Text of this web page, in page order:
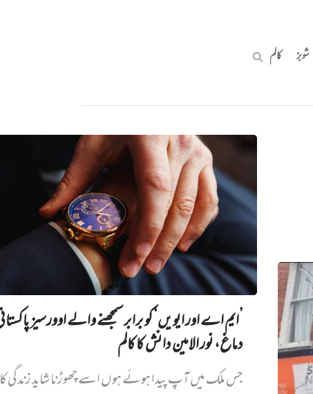
شوبز کالم
’ایم اے اور ایویں‌‘ کو برابر سمجھنے والے اوورسیز
دماغ، نور الامین دانش کا کالم
جس ملک میں آپ پیدا ہوئے ہوں اسے چھوڑنا شاید زندگی